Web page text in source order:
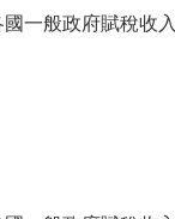
般政府賦稅收入